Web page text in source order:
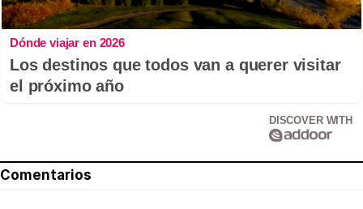
Dónde viajar en 2026
Los destinos que todos van a querer visitar
el próximo año
DISCOVER WITH
Comentarios